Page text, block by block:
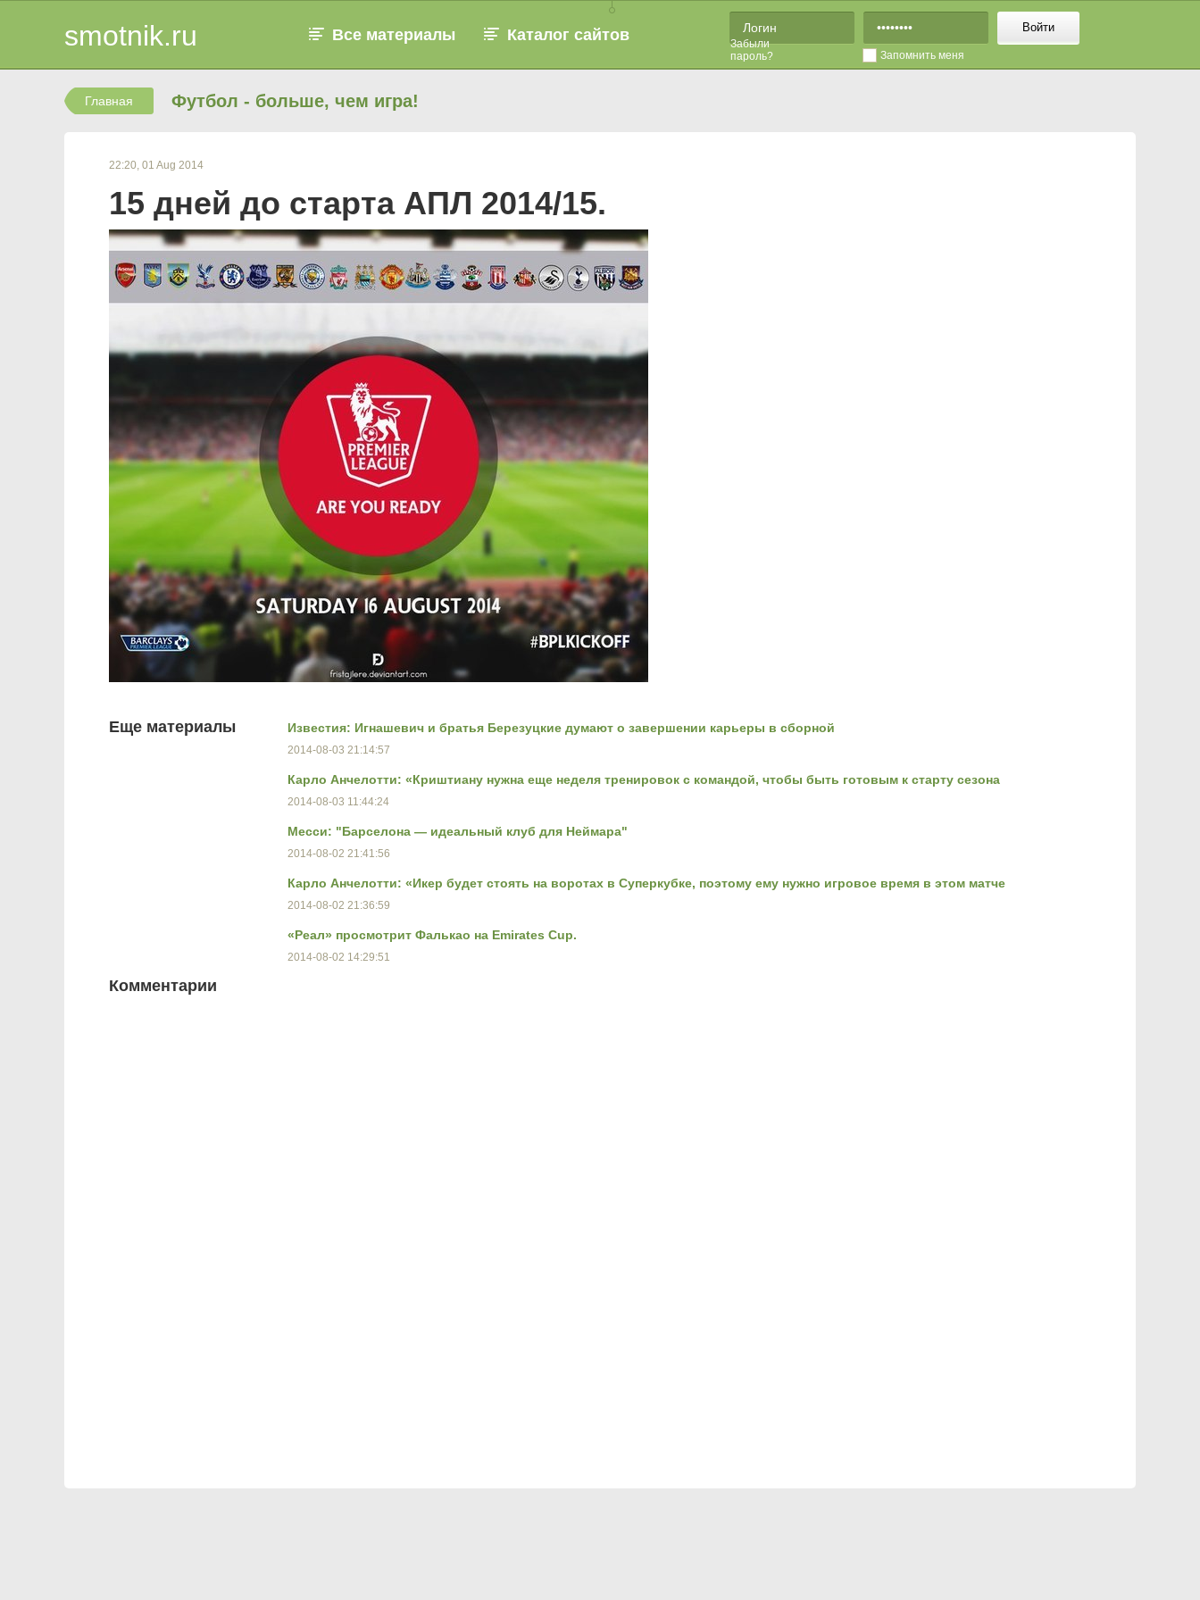
smotnik.ru Все материалы Каталог сайтов Войти
Забыли
пароль?
Запомнить меня
Главная Футбол - больше, чем игра!
22:20, 01 Aug 2014
15 дней до старта АПЛ 2014/15.
Еще материалы Известия: Игнашевич и братья Березуцкие думают о завершении карьеры в сборной
2014-08-03 21:14:57
Карло Анчелотти: «Криштиану нужна еще неделя тренировок с командой, чтобы быть готовым к старту сезона
2014-08-03 11:44:24
Месси: "Барселона — идеальный клуб для Неймара"
2014-08-02 21:41:56
Карло Анчелотти: «Икер будет стоять на воротах в Суперкубке, поэтому ему нужно игровое время в этом матче
2014-08-02 21:36:59
«Реал» просмотрит Фалькао на Emirates Cup.
2014-08-02 14:29:51
Комментарии